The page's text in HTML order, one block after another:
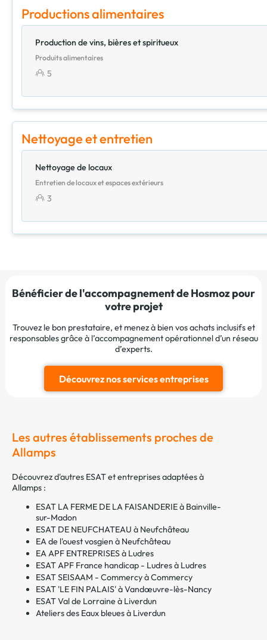
Productions alimentaires
Production de vins, bières et spiritueux
Produits alimentaires
5
Nettoyage et entretien
Nettoyage de locaux
Entretien de locaux et espaces extérieurs
3
Bénéficier de l'accompagnement de Hosmoz pour
votre projet
Trouvez le bon prestataire, et menez à bien vos achats inclusifs et
responsables grâce à l’accompagnement opérationnel d’un réseau
d’experts.
Découvrez nos services entreprises
Les autres établissements proches de
Allamps
Découvrez d'autres ESAT et entreprises adaptées à
Allamps :
ESAT LA FERME DE LA FAISANDERIE à Bainville-
sur-Madon
ESAT DE NEUFCHATEAU à Neufchâteau
EA de l'ouest vosgien à Neufchâteau
EA APF ENTREPRISES à Ludres
ESAT APF France handicap - Ludres à Ludres
ESAT SEISAAM - Commercy à Commercy
ESAT 'LE FIN PALAIS' à Vandœuvre-lès-Nancy
ESAT Val de Lorraine à Liverdun
Ateliers des Eaux bleues à Liverdun